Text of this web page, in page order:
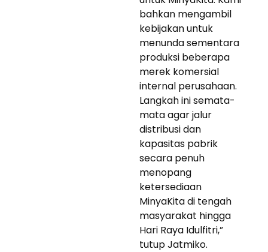
bahkan mengambil
kebijakan untuk
menunda sementara
produksi beberapa
merek komersial
internal perusahaan.
Langkah ini semata-
mata agar jalur
distribusi dan
kapasitas pabrik
secara penuh
menopang
ketersediaan
MinyaKita di tengah
masyarakat hingga
Hari Raya Idulfitri,”
tutup Jatmiko.